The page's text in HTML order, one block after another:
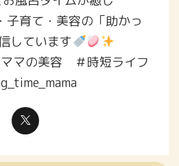
子育て・美容の「助かっ
しています
マの美容 ＃時短ライフ